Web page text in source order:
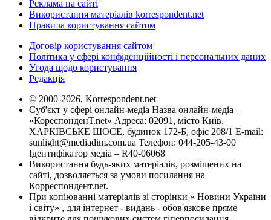
Реклама на сайті
Використання матеріалів korrespondent.net
Правила користування сайтом
Договір користування сайтом
Політика у сфері конфіденційності і персональних даних
Угода щодо користування
Редакція
© 2000-2026, Korrespondent.net
Суб'єкт у сфері онлайн-медіа Назва онлайн-медіа –
«КореспонденТ.net» Адреса: 02091, місто Київ,
ХАРКІВСЬКЕ ШОСЕ, будинок 172-Б, офіс 208/1 E-mail:
sunlight@mediadim.com.ua Телефон: 044-205-43-00
Ідентифікатор медіа – R40-06068
Використання будь-яких матеріалів, розміщених на
сайті, дозволяється за умови посилання на
Корреспондент.net.
При копіюванні матеріалів зі сторінки « Новини України
і світу» , для інтернет - видань - обов'язкове пряме